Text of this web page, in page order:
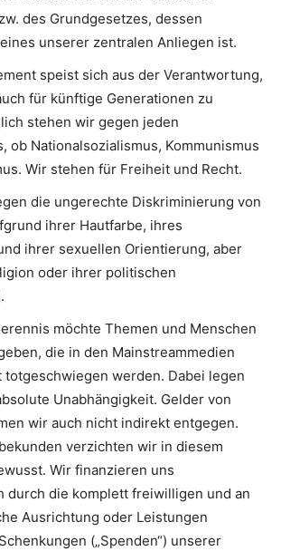
des Grundgesetzes, dessen
unserer zentralen Anliegen ist.
speist sich aus der Verantwortung,
für künftige Generationen zu
stehen wir gegen jeden
ob Nationalsozialismus, Kommunismus
Wir stehen für Freiheit und Recht.
die ungerechte Diskriminierung von
ihrer Hautfarbe, ihres
ihrer sexuellen Orientierung, aber
oder ihrer politischen
möchte Themen und Menschen
die in den Mainstreammedien
totgeschwiegen werden. Dabei legen
Unabhängigkeit. Gelder von
wir auch nicht indirekt entgegen.
verzichten wir in diesem
Wir finanzieren uns
durch die komplett freiwilligen und an
Ausrichtung oder Leistungen
(„Spenden“) unserer